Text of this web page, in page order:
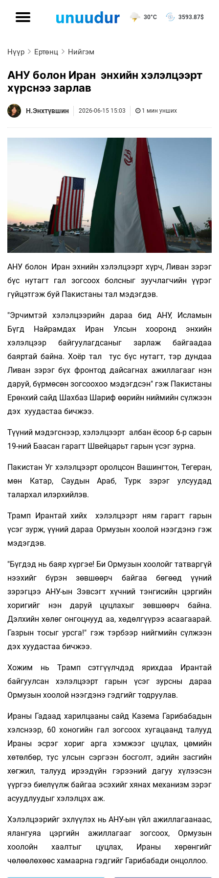
30°C 3593.87$
Нүүр Ертөнц Нийгэм
АНУ болон Иран энхийн хэлэлцээрт
хүрснээ зарлав
Н.Энхтүвшин 2026-06-15 15:03 1 мин унших
АНУ болон Иран эхнийн хэлэлцээрт хүрч, Ливан зэрэг
бүс нутагт гал зогсоох болсныг зуучлагчийн үүрэг
гүйцэтгэж буй Пакистаны тал мэдэгдэв.
"Эрчимтэй хэлэлцээрийн дараа бид АНУ, Исламын
Бүгд Найрамдах Иран Улсын хооронд энхийн
хэлэлцээр байгуулагдсаныг зарлаж байгаадаа
баяртай байна. Хоёр тал тус бүс нутагт, тэр дундаа
Ливан зэрэг бүх фронтод дайсагнах ажиллагааг нэн
даруй, бүрмөсөн зогсоохоо мэдэгдсэн" гэж Пакистаны
Ерөнхий сайд Шахбаз Шариф өөрийн ниймийн сүлжээн
дэх хуудастаа бичжээ.
Түүний мэдэгснээр, хэлэлцээрт албан ёсоор 6-р сарын
19-ний Баасан гарагт Швейцарьт гарын үсэг зурна.
Пакистан Уг хэлэлцээрт оролцсон Вашингтон, Тегеран,
мөн Катар, Саудын Араб, Турк зэрэг улсуудад
талархал илэрхийлэв.
Трамп Ирантай хийх хэлэлцээрт ням гарагт гарын
үсэг зурж, үүний дараа Ормузын хоолой нээгдэнэ гэж
мэдэгдэв.
"Бүгдэд нь баяр хүргэе! Би Ормузын хоолойг татваргүй
нээхийг бүрэн зөвшөөрч байгаа бөгөөд үүний
зэрэгцээ АНУ-ын Зэвсэгт хүчний тэнгисийн цэргийн
хоригийг нэн даруй цуцлахыг зөвшөөрч байна.
Дэлхийн хөлөг онгоцнууд аа, хөдөлгүүрээ асаагаарай.
Газрын тосыг урсга!" гэж тэрбээр нийгмийн сүлжээн
дэх хуудастаа бичжээ.
Хожим нь Трамп сэтгүүлчдэд ярихдаа Ирантай
байгуулсан хэлэлцээрт гарын үсэг зурсны дараа
Ормузын хоолой нээгдэнэ гэдгийг тодруулав.
Ираны Гадаад харилцааны сайд Казема Гарибабадын
хэлснээр, 60 хоногийн гал зогсоох хугацаанд талууд
Ираны эсрэг хориг арга хэмжээг цуцлах, цөмийн
хөтөлбөр, тус улсын сэргээн босголт, эдийн засгийн
хөгжил, талууд ирээдүйн гэрээний дагуу хүлээсэн
үүргээ биелүүлж байгаа эсэхийг хянах механизм зэрэг
асуудлуудыг хэлэлцэх аж.
Хэлэлцээрийг эхлүүлэх нь АНУ-ын үйл ажиллагаанаас,
ялангуяа цэргийн ажиллагааг зогсоох, Ормузын
хоолойн хаалтыг цуцлах, Ираны хөрөнгийг
чөлөөлөхөөс хамаарна гэдгийг Гарибабади онцоллоо.